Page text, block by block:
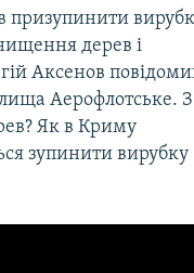
призупинити
дерев і
Аксенов
Аерофлотське. З
Як в Криму
зупинити вирубку